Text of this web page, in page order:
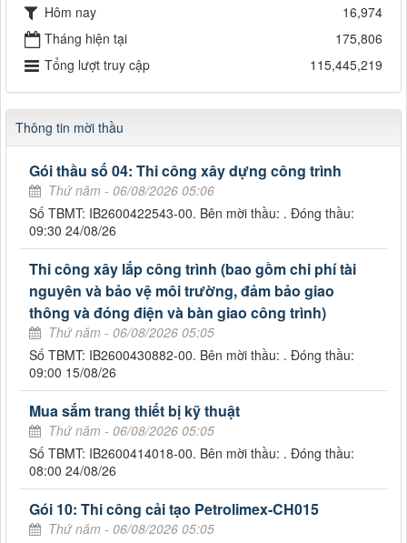
Hôm nay
16,974
Tháng hiện tại
175,806
Tổng lượt truy cập
115,445,219
Thông tin mời thầu
Gói thầu số 04: Thi công xây dựng công trình
Thứ năm - 06/08/2026 05:06
Số TBMT: IB2600422543-00. Bên mời thầu: . Đóng thầu:
09:30 24/08/26
Thi công xây lắp công trình (bao gồm chi phí tài
nguyên và bảo vệ môi trường, đảm bảo giao
thông và đóng điện và bàn giao công trình)
Thứ năm - 06/08/2026 05:05
Số TBMT: IB2600430882-00. Bên mời thầu: . Đóng thầu:
09:00 15/08/26
Mua sắm trang thiết bị kỹ thuật
Thứ năm - 06/08/2026 05:05
Số TBMT: IB2600414018-00. Bên mời thầu: . Đóng thầu:
08:00 24/08/26
Gói 10: Thi công cải tạo Petrolimex-CH015
Thứ năm - 06/08/2026 05:05